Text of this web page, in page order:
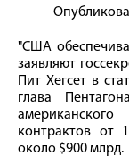
"США
заявляют
Пит Хегсет в
глава
контрактов от
около $900 млрд.